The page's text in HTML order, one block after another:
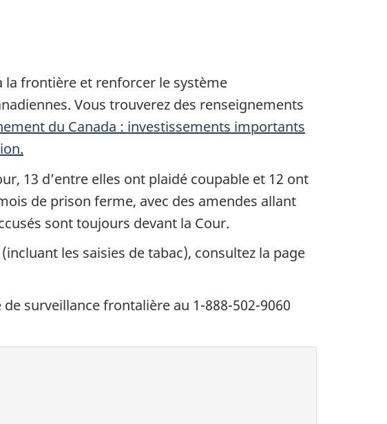
la frontière et renforcer le système
Vous trouverez des renseignements
du Canada : investissements importants
.
13 d’entre elles ont plaidé coupable et 12 ont
de prison ferme, avec des amendes allant
sont toujours devant la Cour.
les saisies de tabac), consultez la page
surveillance frontalière au 1-888-502-9060